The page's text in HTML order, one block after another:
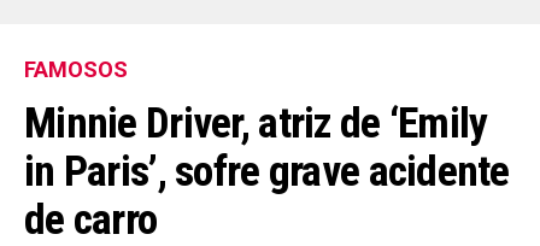
FAMOSOS
Minnie Driver, atriz de ‘Emily
in Paris’, sofre grave acidente
de carro